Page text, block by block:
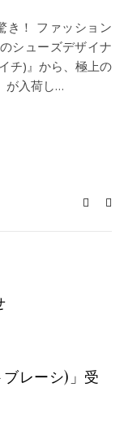
シューズデザイナ
チ)』から、極上の
が入荷し…
ブレーシ)」受